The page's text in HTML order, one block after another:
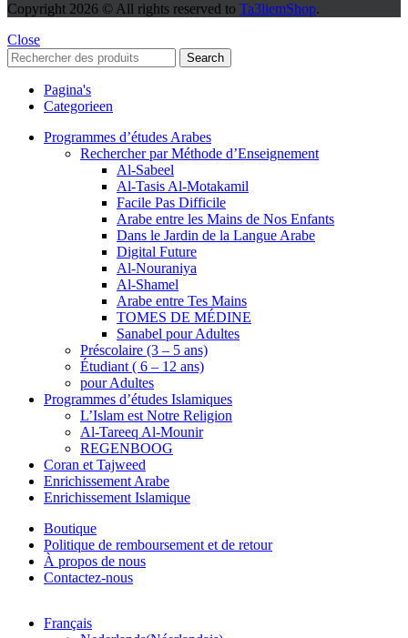
Copyright 2026 © All rights reserved to Ta3liemShop.
Close
Search
Pagina's
Categorieen
Programmes d’études Arabes
Rechercher par Méthode d’Enseignement
Al-Sabeel
Al-Tasis Al-Motakamil
Facile Pas Difficile
Arabe entre les Mains de Nos Enfants
Dans le Jardin de la Langue Arabe
Digital Future
Al-Nouraniya
Al-Shamel
Arabe entre Tes Mains
TOMES DE MÉDINE
Sanabel pour Adultes
Préscolaire (3 – 5 ans)
Étudiant ( 6 – 12 ans)
pour Adultes
Programmes d’études Islamiques
L’Islam est Notre Religion
Al-Tareeq Al-Mounir
REGENBOOG
Coran et Tajweed
Enrichissement Arabe
Enrichissement Islamique
Boutique
Politique de remboursement et de retour
À propos de nous
Contactez-nous
Français